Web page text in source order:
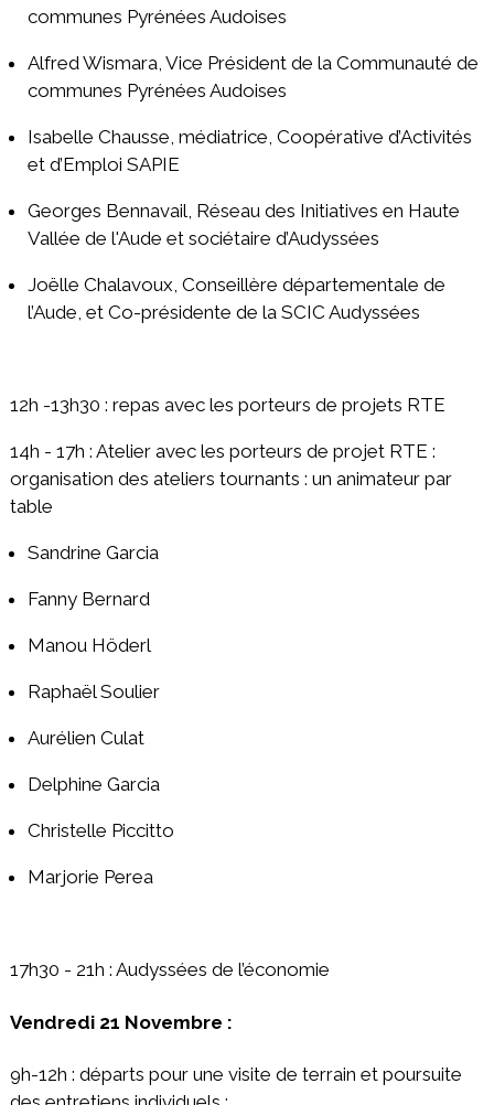
communes Pyrénées Audoises
Alfred Wismara, Vice Président de la Communauté de
communes Pyrénées Audoises
Isabelle Chausse, médiatrice, Coopérative d’Activités
et d’Emploi SAPIE
Georges Bennavail, Réseau des Initiatives en Haute
Vallée de l'Aude et sociétaire d’Audyssées
Joëlle Chalavoux, Conseillère départementale de
l’Aude, et Co-présidente de la SCIC Audyssées
12h -13h30 : repas avec les porteurs de projets RTE
14h - 17h : Atelier avec les porteurs de projet RTE :
organisation des ateliers tournants : un animateur par
table
Sandrine Garcia
Fanny Bernard
Manou Höderl
Raphaël Soulier
Aurélien Culat
Delphine Garcia
Christelle Piccitto
Marjorie Perea
17h30 - 21h : Audyssées de l’économie
Vendredi 21 Novembre :
9h-12h : départs pour une visite de terrain et poursuite